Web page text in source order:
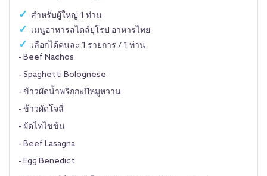
สำหรับผู้ใหญ่ 1 ท่าน
เมนูอาหารสไตล์ยุโรป อาหารไทย
เลือกได้คนละ 1 รายการ / 1 ท่าน
- Beef Nachos
- Spaghetti Bolognese
- ข้าวผัดน้ำพริกกะปิหมูหวาน
- ข้าวผัดโจลี่
- ผัดไทไข่ข้น
- Beef Lasagna
- Egg Benedict